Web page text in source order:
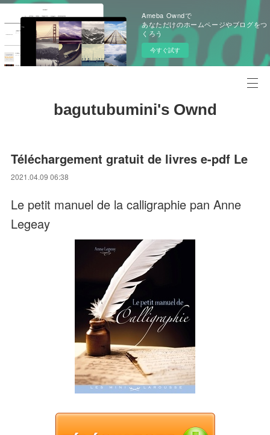
Ameba Owndで
あなただけのホームページやブログをつ
くろう
今すぐ試す
bagutubumini's Ownd
Téléchargement gratuit de livres e-pdf Le
2021.04.09 06:38
Le petit manuel de la calligraphie pan Anne
Legeay